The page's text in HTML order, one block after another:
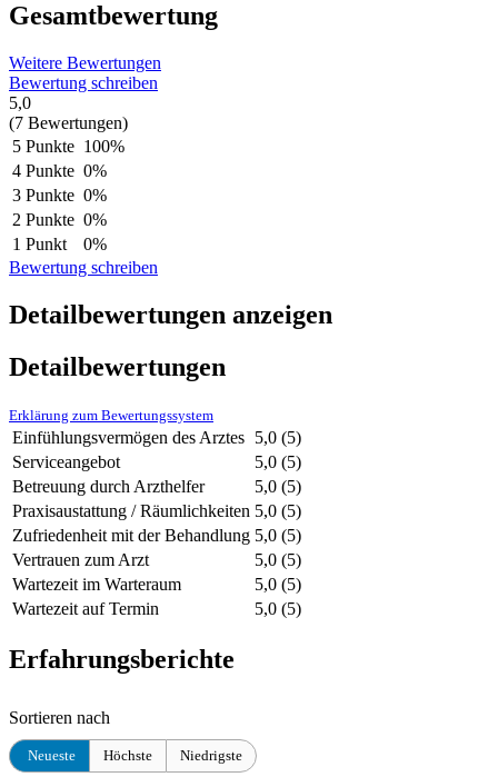
Gesamtbewertung
Weitere Bewertungen
Bewertung schreiben
5,0
(7 Bewertungen)
5 Punkte 100%
4 Punkte 0%
3 Punkte 0%
2 Punkte 0%
1 Punkt
0%
Bewertung schreiben
Detailbewertungen anzeigen
Detailbewertungen
Erklärung zum Bewertungssystem
Einfühlungsvermögen des Arztes 5,0 (5)
Serviceangebot
5,0 (5)
Betreuung durch Arzthelfer
5,0 (5)
Praxisaustattung / Räumlichkeiten 5,0 (5)
Zufriedenheit mit der Behandlung 5,0 (5)
Vertrauen zum Arzt
5,0 (5)
Wartezeit im Warteraum
5,0 (5)
Wartezeit auf Termin
5,0 (5)
Erfahrungsberichte
Sortieren nach
Neueste Höchste Niedrigste